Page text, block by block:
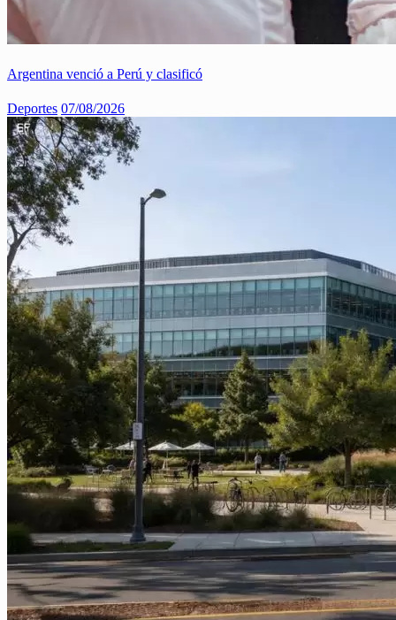
Argentina venció a Perú y clasificó
Deportes 07/08/2026